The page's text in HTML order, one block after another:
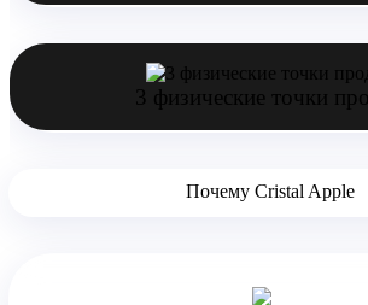
3 физические точки
Почему Cristal Apple